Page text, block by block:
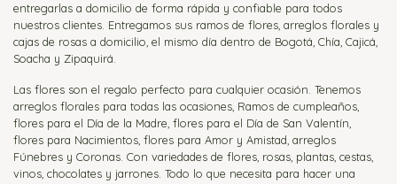
entregarlas a domicilio de forma rápida y confiable para todos
nuestros clientes. Entregamos sus ramos de flores, arreglos florales y
cajas de rosas a domicilio, el mismo día dentro de Bogotá, Chía, Cajicá,
Soacha y Zipaquirá.
Las flores son el regalo perfecto para cualquier ocasión. Tenemos
arreglos florales para todas las ocasiones, Ramos de cumpleaños,
flores para el Día de la Madre, flores para el Día de San Valentín,
flores para Nacimientos, flores para Amor y Amistad, arreglos
Fúnebres y Coronas. Con variedades de flores, rosas, plantas, cestas,
vinos, chocolates y jarrones. Todo lo que necesita para hacer una